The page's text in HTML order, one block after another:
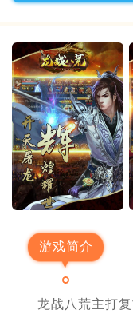
游戏简介
龙战八荒主打